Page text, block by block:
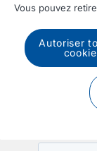
Vous pouvez
Autoriser